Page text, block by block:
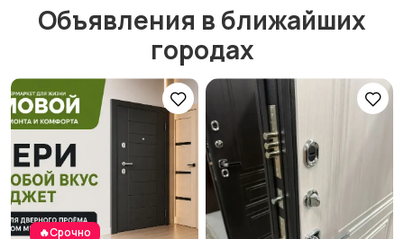
Объявления в ближайших
городах
🔥Срочно